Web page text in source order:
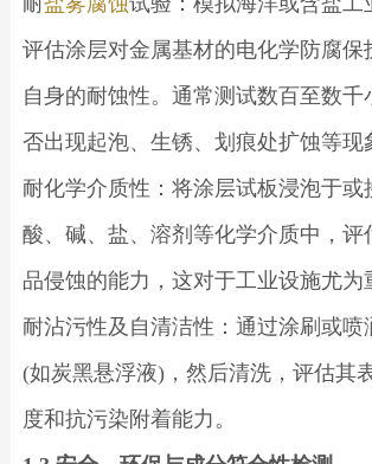
评估涂层对金属基材的电化学防腐保
自身的耐蚀性。通常测试数百至数千
否出现起泡、生锈、划痕处扩蚀等现
耐化学介质性：将涂层试板浸泡于或
酸、碱、盐、溶剂等化学介质中，评
品侵蚀的能力，这对于工业设施尤为
耐沾污性及自清洁性：通过涂刷或喷
(如炭黑悬浮液)，然后清洗，评估其
度和抗污染附着能力。